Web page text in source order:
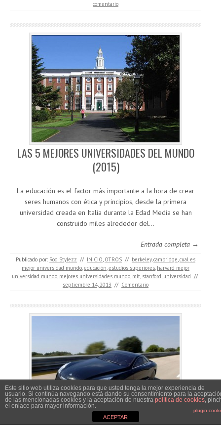
comentario
LAS 5 MEJORES UNIVERSIDADES DEL MUNDO
(2015)
La educación es el factor más importante a la hora de crear
seres humanos con ética y principios, desde la primera
universidad creada en Italia durante la Edad Media se han
construido miles alrededor del…
Entrada completa →
Publicado por: Rod Stylezz // INICIO, OTROS // berkeley,cambridge,cual es
mejor universidad mundo,educación,estudios superiores, harvard mejor
universidad mundo, mejores universidades mundo, mit, stanford, universidad //
septiembre 14, 2013 // Comentario
Este sitio web utiliza cookies para que usted tenga la mejor experiencia de
usuario. Si continúa navegando está dando su consentimiento para la
de las mencionadas cookies y la aceptación de nuestra política de cookies,
el enlace para mayor información.
plugin
ACEPTAR